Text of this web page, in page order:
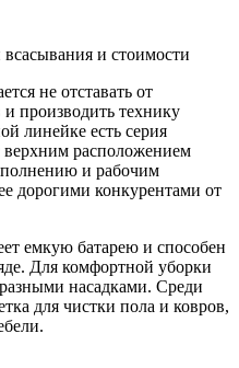
и стоимости
не отставать от
производить технику
линейке есть серия
верхним расположением
и рабочим
дорогими конкурентами от
емкую батарею и способен
Для комфортной уборки
насадками. Среди
для чистки пола и ковров,